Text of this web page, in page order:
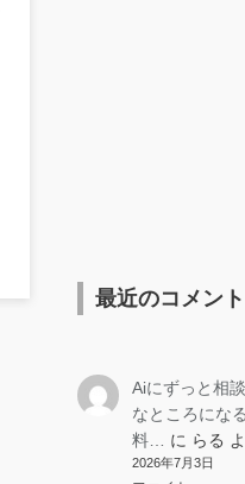
最近のコメント
Aiにずっと相
なところにな
料…
に らる
2026年7月3日